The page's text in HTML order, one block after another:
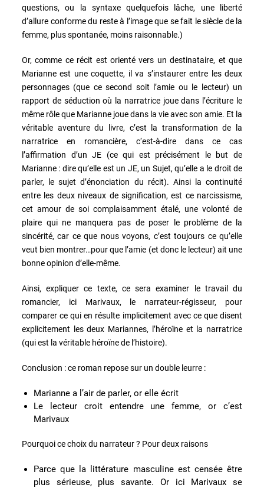
questions, ou la syntaxe quelquefois lâche, une liberté
d’allure conforme du reste à l’image que se fait le siècle de la
femme, plus spontanée, moins raisonnable.)
Or, comme ce récit est orienté vers un destinataire, et que
Marianne est une coquette, il va s’instaurer entre les deux
personnages (que ce second soit l’amie ou le lecteur) un
rapport de séduction où la narratrice joue dans l’écriture le
même rôle que Marianne joue dans la vie avec son amie. Et la
véritable aventure du livre, c’est la transformation de la
narratrice en romancière, c‘est-à-dire dans ce cas
l’affirmation d’un JE (ce qui est précisément le but de
Marianne : dire qu’elle est un JE, un Sujet, qu’elle a le droit de
parler, le sujet d’énonciation du récit). Ainsi la continuité
entre les deux niveaux de signification, est ce narcissisme,
cet amour de soi complaisamment étalé, une volonté de
plaire qui ne manquera pas de poser le problème de la
sincérité, car ce que nous voyons, c’est toujours ce qu’elle
veut bien montrer…pour que l’amie (et donc le lecteur) ait une
bonne opinion d’elle-même.
Ainsi, expliquer ce texte, ce sera examiner le travail du
romancier, ici Marivaux, le narrateur-régisseur, pour
comparer ce qui en résulte implicitement avec ce que disent
explicitement les deux Mariannes, l’héroïne et la narratrice
(qui est la véritable héroïne de l’histoire).
Conclusion : ce roman repose sur un double leurre :
Marianne a l’air de parler, or elle écrit
Le lecteur croit entendre une femme, or c’est
Marivaux
Pourquoi ce choix du narrateur ? Pour deux raisons
Parce que la littérature masculine est censée être
plus sérieuse, plus savante. Or ici Marivaux se